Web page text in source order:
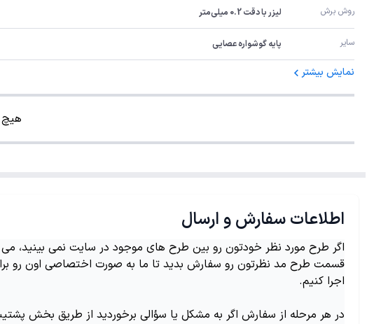
روش برش لیزر با دقت 0.2 میلی‌متر
سایر پایه گوشواره عصایی
نمایش بیشتر
هیچ
اطلاعات سفارش و ارسال
اگر طرح مورد نظر خودتون رو بین طرح های موجود در سایت نمی بینید، می
قسمت طرح مد نظرتون رو سفارش بدید تا ما به صورت اختصاصی اون رو
اجرا کنیم.
در هر مرحله از سفارش اگر به مشکل یا سؤالی برخوردید از طریق بخش